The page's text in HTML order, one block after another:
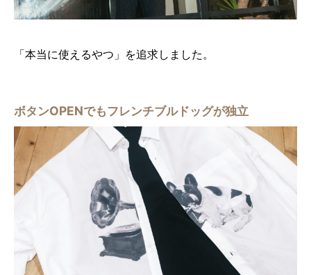
「本当に使えるやつ」を追求しました。
ボタンOPENでもフレンチブルドッグが独立